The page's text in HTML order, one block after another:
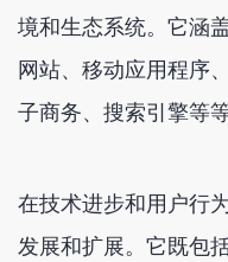
境和生态系统。它涵
网站、移动应用程序
子商务、搜索引擎等
在技​​术进步和用户行
发展和扩展。它既包